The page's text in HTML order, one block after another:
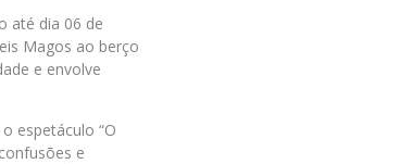
até dia 06 de
Magos ao berço
e envolve
espetáculo “O
e